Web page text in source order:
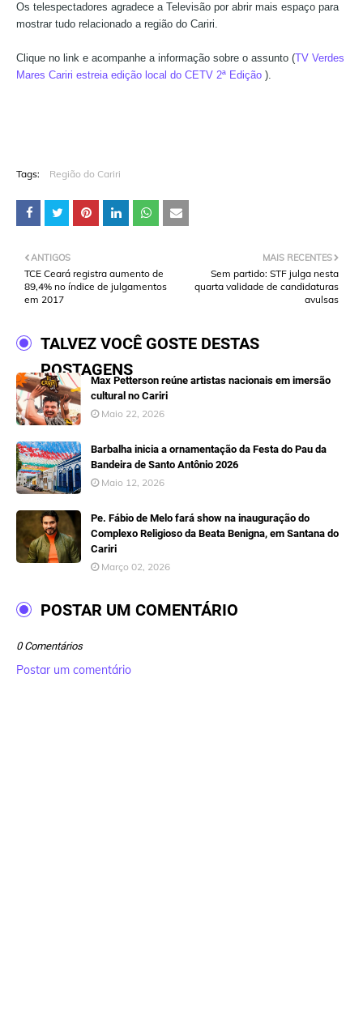
Os telespectadores agradece a Televisão por abrir mais espaço para
mostrar tudo relacionado a região do Cariri.
Clique no link e acompanhe a informação sobre o assunto (TV Verdes
Mares Cariri estreia edição local do CETV 2ª Edição ).
Tags: Região do Cariri
MAIS RECENTES
Sem partido: STF julga nesta
quarta validade de candidaturas
avulsas
ANTIGOS
TCE Ceará registra aumento de
89,4% no índice de julgamentos
em 2017
TALVEZ VOCÊ GOSTE DESTAS
POSTAGENS
Max Petterson reúne artistas nacionais em imersão
cultural no Cariri
Maio 22, 2026
Barbalha inicia a ornamentação da Festa do Pau da
Bandeira de Santo Antônio 2026
Maio 12, 2026
Pe. Fábio de Melo fará show na inauguração do
Complexo Religioso da Beata Benigna, em Santana do
Cariri
Março 02, 2026
POSTAR UM COMENTÁRIO
0 Comentários
Postar um comentário